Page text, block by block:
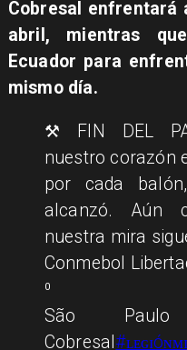
Cobresal enfrentará
abril, mientras
Ecuador para
mismo día.
⚒️ FIN DEL
nuestro corazón
por cada
alcanzó. Aún
nuestra mira
Conmebol
⁰
São
Cobresal